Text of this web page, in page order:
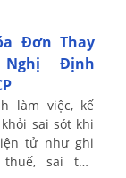
Định
làm việc, kế
sai sót khi
tử như ghi
sai tên